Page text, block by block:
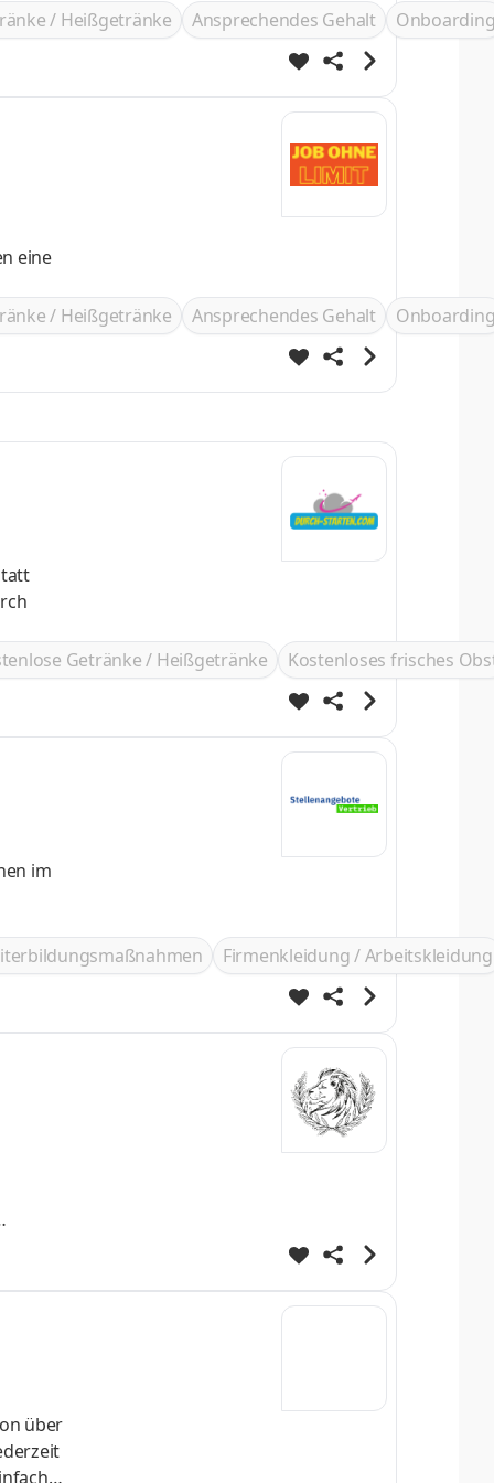
/ Heißgetränke Ansprechendes Gehalt
/ Heißgetränke Ansprechendes Gehalt
Getränke / Heißgetränke
Kostenloses frisches
im
Firmenkleidung / Arbeitskleidung
bringen
über